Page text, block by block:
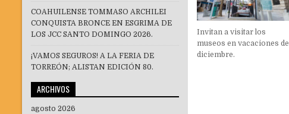
Invitan a visitar los
museos en vacaciones de
diciembre.
COAHUILENSE TOMMASO ARCHILEI
CONQUISTA BRONCE EN ESGRIMA DE
LOS JCC SANTO DOMINGO 2026.
¡VAMOS SEGUROS! A LA FERIA DE
TORREÓN; ALISTAN EDICIÓN 80.
ARCHIVOS
agosto 2026